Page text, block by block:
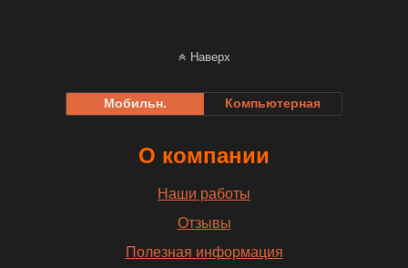
Наверх
Мобильн. Компьютерная
О компании
Наши работы
Отзывы
Полезная информация